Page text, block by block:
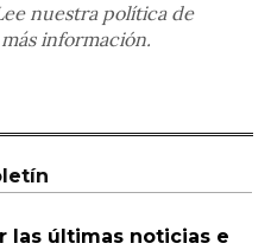
nuestra política de
información.
las últimas noticias e